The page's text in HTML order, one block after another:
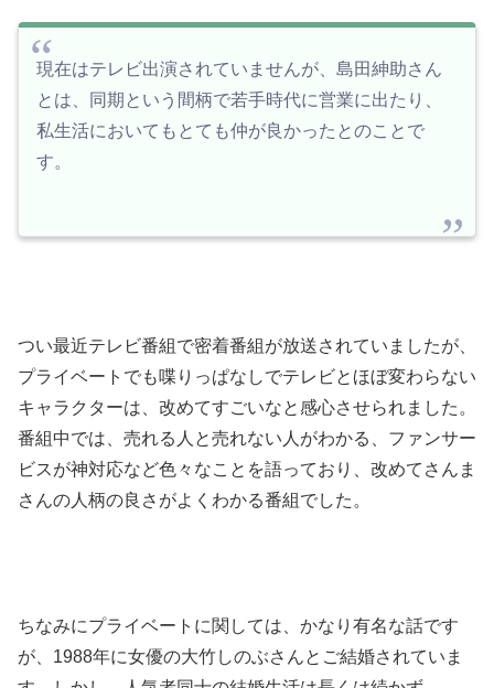
現在はテレビ出演されていませんが、島田紳助さん
とは、同期という間柄で若手時代に営業に出たり、
私生活においてもとても仲が良かったとのことで
す。
つい最近テレビ番組で密着番組が放送されていましたが、
プライベートでも喋りっぱなしでテレビとほぼ変わらない
キャラクターは、改めてすごいなと感心させられました。
番組中では、売れる人と売れない人がわかる、ファンサー
ビスが神対応など色々なことを語っており、改めてさんま
さんの人柄の良さがよくわかる番組でした。
ちなみにプライベートに関しては、かなり有名な話です
が、1988年に女優の大竹しのぶさんとご結婚されていま